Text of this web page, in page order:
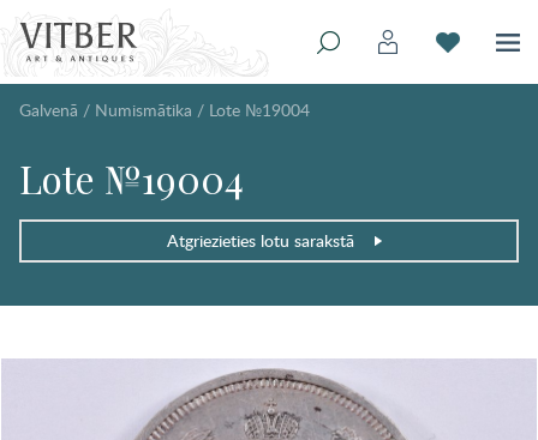
Galvenā / Numismātika / Lote №19004
Lote №19004
Atgriezieties lotu sarakstā